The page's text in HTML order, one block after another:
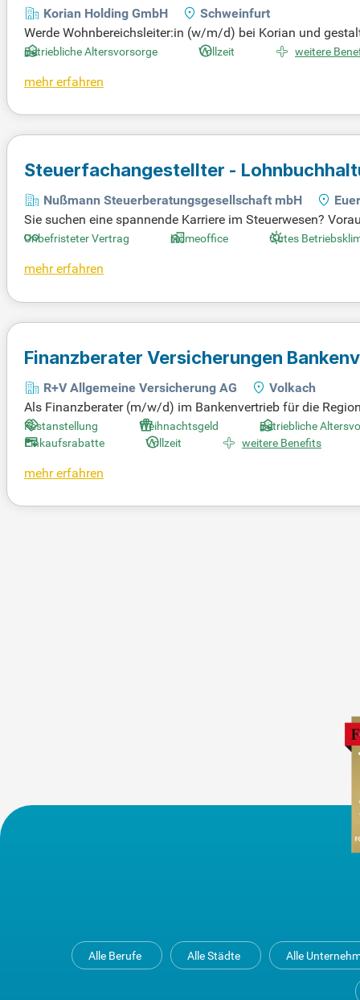
Korian Holding GmbH
Schweinfurt
Werde Wohnbereichsleiter:in (w/m/d) bei Korian und
tung und beeinflusst das Leben vieler Menschen positiv.
lichkeit, mit Herz und Seele einen Unterschied zu machen.
Betriebliche Altersvorsorge Vollzeit weitere
mehr erfahren
Steuerfachangestellter -
Nußmann Steuerberatungsgesellschaft mbH
Sie suchen eine spannende Karriere im Steuerwesen?
hwirt, ergänzt durch erste Berufserfahrung in Lohn- und
teilweise im Homeoffice zu arbeiten, und profitieren Sie
Unbefristeter Vertrag Homeoffice Gutes
mehr erfahren
Finanzberater Versicherungen
R+V Allgemeine Versicherung AG
Volkach
Als Finanzberater (m/w/d) im Bankenvertrieb für die
den der Volks- und Raiffeisenbanken. Deine Aufgabe
erheit bieten. Du ermittelst die Bedürfnisse deiner Kunden
ancen und unterstützt dein Team. Eine Ausbildung im
Festanstellung Weihnachtsgeld Betriebliche
Einkaufsrabatte
Vollzeit weitere Benefits
mehr erfahren
Alle Berufe Alle Städte Alle